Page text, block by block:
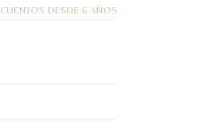
CUENTOS DESDE 6 AÑOS